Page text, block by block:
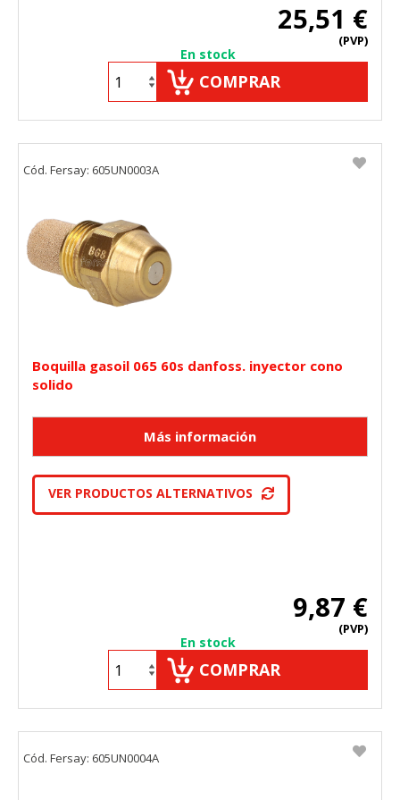
25,51 €
(PVP)
En stock
COMPRAR
Boquilla gasoil 065 60s danfoss. inyector cono
solido
VER PRODUCTOS ALTERNATIVOS
9,87 €
(PVP)
En stock
COMPRAR
Cód. Fersay: 605UN0003A
Cód. Fersay: 605UN0004A